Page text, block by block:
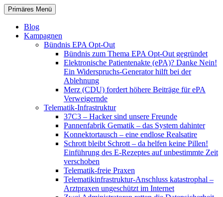
Zum
Inhalt
springen
patientenrechte-datenschutz.de
Suchen
Primäres Menü
Blog
Kampagnen
Bündnis EPA Opt-Out
Bündnis zum Thema EPA Opt-Out gegründet
Elektronische Patientenakte (ePA)? Danke Nein!
Ein Widerspruchs-Generator hilft bei der
Ablehnung
Merz (CDU) fordert höhere Beiträge für ePA
Verweigernde
Telematik-Infrastruktur
37C3 – Hacker sind unsere Freunde
Pannenfabrik Gematik – das System dahinter
Konnektortausch – eine endlose Realsatire
Schrott bleibt Schrott – da helfen keine Pillen!
Einführung des E-Rezeptes auf unbestimmte Zeit
verschoben
Telematik-freie Praxen
Telematikinfrastruktur-Anschluss katastrophal –
Arztpraxen ungeschützt im Internet